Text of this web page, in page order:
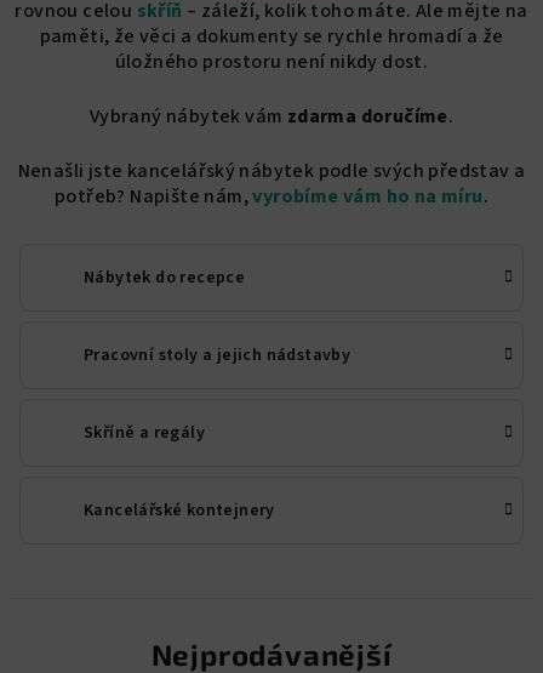
rovnou celou skříň – záleží, kolik toho máte. Ale mějte na
paměti, že věci a dokumenty se rychle hromadí a že
úložného prostoru není nikdy dost.
Vybraný nábytek vám zdarma doručíme.
Nenašli jste kancelářský nábytek podle svých představ a
potřeb? Napište nám,vyrobíme vám ho na míru.
Nábytek do recepce
Pracovní stoly a jejich nádstavby
Skříně a regály
Kancelářské kontejnery
Nejprodávanější